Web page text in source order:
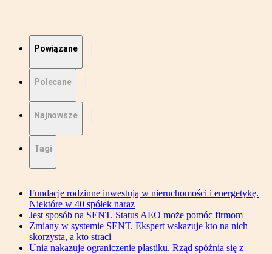
Powiązane
Polecane
Najnowsze
Tagi
Fundacje rodzinne inwestują w nieruchomości i energetykę.
Niektóre w 40 spółek naraz
Jest sposób na SENT. Status AEO może pomóc firmom
Zmiany w systemie SENT. Ekspert wskazuje kto na nich
skorzysta, a kto straci
Unia nakazuje ograniczenie plastiku. Rząd spóźnia się z